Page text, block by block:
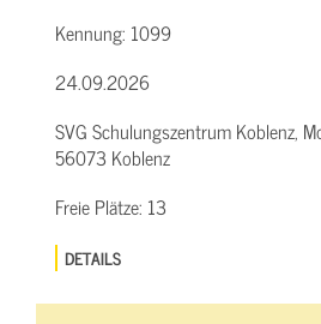
Kennung: 1099
24.09.2026
SVG Schulungszentrum Koblenz,
56073 Koblenz
Freie Plätze: 13
DETAILS